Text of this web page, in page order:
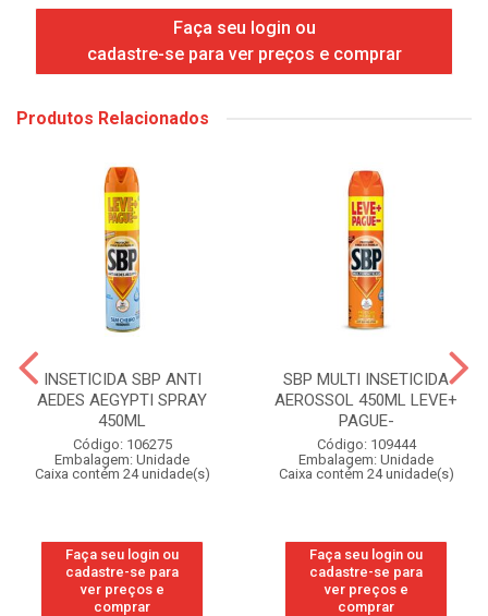
Faça seu login ou
cadastre-se para ver preços e comprar
Produtos Relacionados
INSETICIDA SBP ANTI
AEDES AEGYPTI SPRAY
450ML
Código: 106275
Embalagem: Unidade
Caixa contém 24 unidade(s)
Faça seu login ou
cadastre-se para
ver preços e
comprar
SBP MULTI INSETICIDA
AEROSSOL 450ML LEVE+
PAGUE-
Código: 109444
Embalagem: Unidade
Caixa contém 24 unidade(s)
Faça seu login ou
cadastre-se para
ver preços e
comprar